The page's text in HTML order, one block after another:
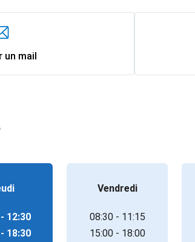
un mail
12:30
18:30
Vendredi
08:30 - 11:15
15:00 - 18:00